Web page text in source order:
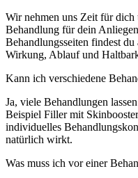
Wir nehmen uns Zeit für
Behandlung für dein
Behandlungsseiten findest
Wirkung, Ablauf und
Kann ich verschiedene
Ja, viele Behandlungen
Beispiel Filler mit
individuelles
natürlich wirkt.
Was muss ich vor einer